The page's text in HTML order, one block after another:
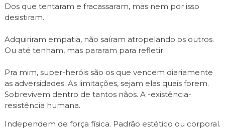
Dos que tentaram e fracassaram, mas nem por isso
desistiram.
Adquiriram empatia, não saíram atropelando os outros.
Ou até tenham, mas pararam para refletir.
Pra mim, super-heróis são os que vencem diariamente
as adversidades. As limitações, sejam elas quais forem.
Sobrevivem dentro de tantos nãos. A -existência-
resistência humana.
Independem de força física. Padrão estético ou corporal.